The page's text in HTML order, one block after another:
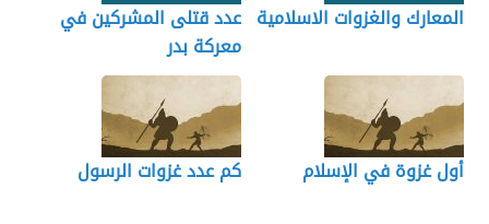
المعارك والغزوات الاسلامية عدد قتلى المشركين في
معركة بدر
أول غزوة في الإسلام كم عدد غزوات الرسول